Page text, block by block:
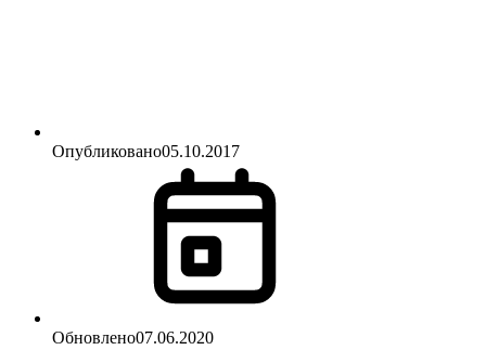
Опубликовано05.10.2017
Обновлено07.06.2020